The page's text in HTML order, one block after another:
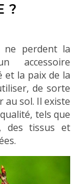
?
accessoire
la paix de la
de sorte
au sol. Il existe
tels que
des tissus et